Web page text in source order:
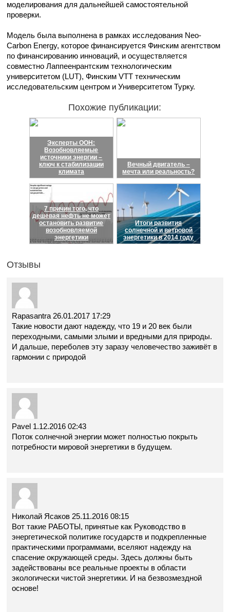
моделирования для дальнейшей самостоятельной
проверки.
Модель была выполнена в рамках исследования Neo-
Carbon Energy, которое финансируется Финским агентством
по финансированию инноваций, и осуществляется
совместно Лаппеенрантским технологическим
университетом (LUT), Финским VTT техническим
исследовательским центром и Университетом Турку.
Похожие публикации:
Эксперты ООН:
Возобновляемые
источники энергии –
ключ к стабилизации
климата
Вечный двигатель –
мечта или реальность?
7 причин того, что
дешевая нефть не может
остановить развитие
возобновляемой
энергетики
Итоги развития
солнечной и ветровой
энергетики в 2014 году
Отзывы
Rapasantra 26.01.2017 17:29
Такие новости дают надежду, что 19 и 20 век были
переходными, самыми злыми и вредными для природы.
И дальше, переболев эту заразу человечество заживёт в
гармонии с природой
Pavel 1.12.2016 02:43
Поток солнечной энергии может полностью покрыть
потребности мировой энергетики в будущем.
Николай Ясаков 25.11.2016 08:15
Вот такие РАБОТЫ, принятые как Руководство в
энергетической политике государств и подкрепленные
практическими программами, вселяют надежду на
спасение окружающей среды. Здесь должны быть
задействованы все реальные проекты в области
экологически чистой энергетики. И на безвозмездной
основе!